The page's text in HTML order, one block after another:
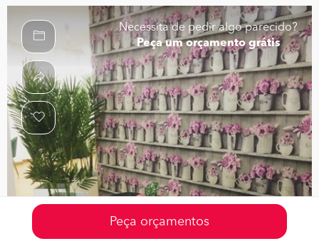
Necessita de pedir algo parecido?
Peça um orçamento grátis
Peça orçamentos